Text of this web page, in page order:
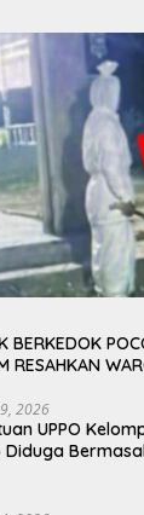
BERKEDOK
RESAHKAN
2026
UPPO
Diduga